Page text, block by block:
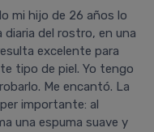
mi hijo de 26 años lo
diaria del rostro, en una
excelente para
tipo de piel. Yo tengo
Me encantó. La
importante: al
una espuma suave y